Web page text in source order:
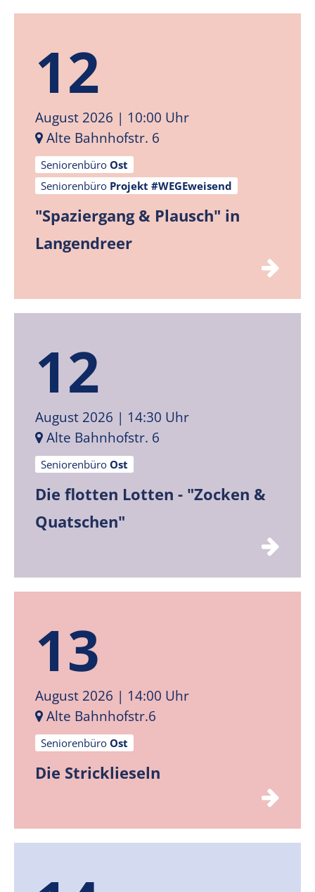
12
August 2026 | 10:00 Uhr
Alte Bahnhofstr. 6
Seniorenbüro Ost
Seniorenbüro Projekt #WEGEweisend
"Spaziergang & Plausch" in
Langendreer
12
August 2026 | 14:30 Uhr
Alte Bahnhofstr. 6
Seniorenbüro Ost
Die flotten Lotten - "Zocken &
Quatschen"
13
August 2026 | 14:00 Uhr
Alte Bahnhofstr.6
Seniorenbüro Ost
Die Stricklieseln